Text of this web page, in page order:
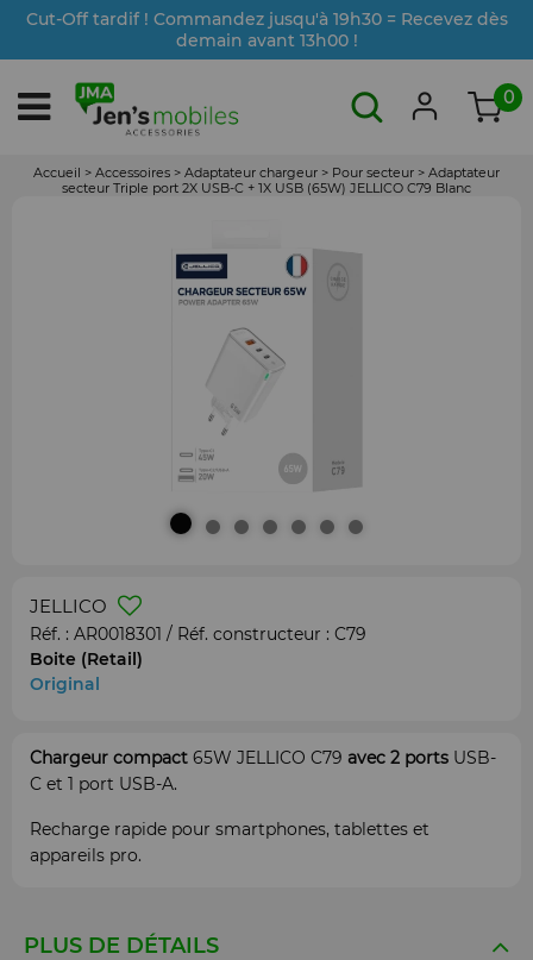
Cut-Off tardif ! Commandez jusqu'à 19h30 = Recevez dès
demain avant 13h00 !
0
Accueil > Accessoires > Adaptateur chargeur > Pour secteur > Adaptateur
secteur Triple port 2X USB-C + 1X USB (65W) JELLICO C79 Blanc
JELLICO
Réf. : AR0018301 / Réf. constructeur : C79
Boite (Retail)
Original
Chargeur compact 65W JELLICO C79 avec 2 ports USB-
C et 1 port USB-A.
Recharge rapide pour smartphones, tablettes et
appareils pro.
PLUS DE DÉTAILS